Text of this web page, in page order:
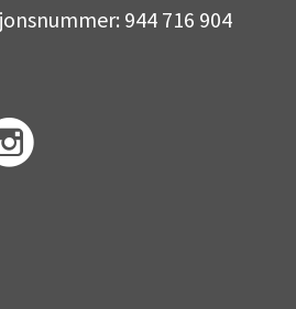
944 716 904